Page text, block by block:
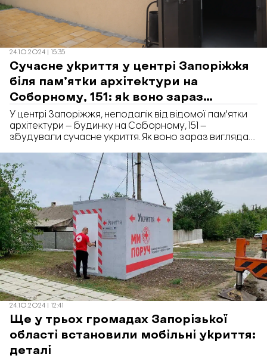
24.10.2024 | 15:35
Сучасне укриття у центрі Запоріжжя
біля пам’ятки архітектури на
Соборному, 151: як воно зараз
виглядає. ФОТО
У центрі Запоріжжя, неподалік від відомої пам'ятки
архітектури — будинку на Соборному, 151 —
збудували сучасне укриття. Як воно зараз виглядає
24.10.2024 | 12:41
Ще у трьох громадах Запорізької
області встановили мобільні укриття:
деталі